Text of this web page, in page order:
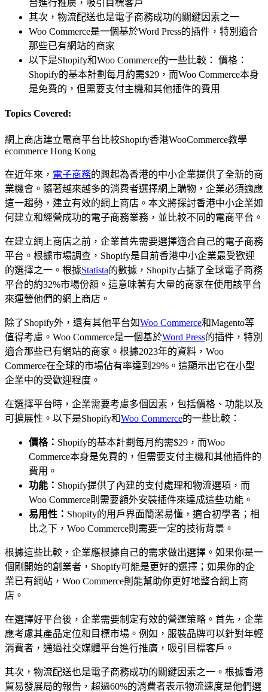
台進行推廣，吸引目標客戶
其次，物流配送也是電子商務成功的關鍵因素之一
Woo Commerce是一個基於Word Press的插件，特別適合
那些已有網站的商家
以下是Shopify和Woo Commerce的一些比較： 價格：
Shopify的基本計劃每月約需$29，而Woo Commerce本身
是免費的，但需要支付主機和其他插件的費用
Topics Covered:
網上商店建立電商平台比較Shopify香港WooCommerce教學
ecommerce Hong Kong
在近年來， 電子商務的興起為香港的中小企業提供了全新的商
業機會。隨著越來越多的消費者選擇網上購物，企業必須適應
這一趨勢，建立有效的網上商店。本文將探討香港中小企業如
何建立和經營成功的電子商務業務，並比較不同的電商平台。
在建立網上商店之前，企業首先需要選擇適合自己的電子商務
平台。根據市場調查，Shopify是目前香港中小企業最受歡迎
的選擇之一。根據Statista的數據，Shopify占據了全球電子商務
平台的約32%市場份額。這意味著有大量的商家在使用該平台
來運營他們的網上商店。
除了Shopify外，還有其他平台如Woo Commerce和Magento等
值得考慮。Woo Commerce是一個基於Word Press的插件，特別
適合那些已有網站的商家。根據2023年的資料，Woo
Commerce在全球的市場佔有率達到29%。這顯示出它在小型
企業中的受歡迎程度。
在選擇平台時，企業需要考慮多個因素，包括價格、功能以及
可擴展性。以下是Shopify和Woo Commerce的一些比較：
價格： Shopify的基本計劃每月約需$29，而Woo
Commerce本身是免費的，但需要支付主機和其他插件的
費用。
功能： Shopify提供了內建的支付處理和物流選項，而
Woo Commerce則需要額外安裝插件來達成這些功能。
易用性： Shopify的用戶界面簡潔易懂，適合初學者；相
比之下，Woo Commerce則需要一定的技術背景。
根據這些比較，企業應根據自己的需求做出選擇。如果你是一
個剛開始的創業者，Shopify可能是更好的選擇；如果你的企
業已有網站，Woo Commerce則能幫助你更好地整合網上商
店。
在選擇好平台後，企業需要制定有效的營運策略。首先，企業
應考慮其產品定位和目標市場。例如，服裝品牌可以針對年輕
消費者，通過社交媒體平台進行推廣，吸引目標客戶。
其次，物流配送也是電子商務成功的關鍵因素之一。根據香港
貿易發展局的報告，超過60%的消費者表示物流速度是他們選